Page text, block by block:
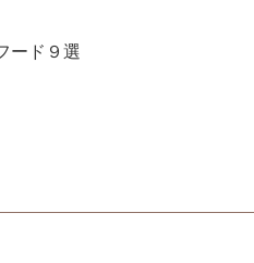
ード９選